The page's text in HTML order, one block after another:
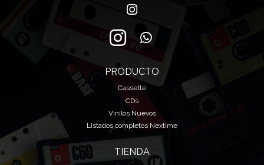
PRODUCTO
Cassette
CDs
Vinilos Nuevos
Listados completos Nextime
TIENDA